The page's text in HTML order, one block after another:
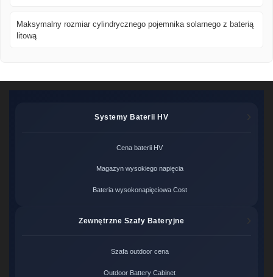
Maksymalny rozmiar cylindrycznego pojemnika solarnego z baterią
litową
Systemy Baterii HV
Cena baterii HV
Magazyn wysokiego napięcia
Bateria wysokonapięciowa Cost
Zewnętrzne Szafy Bateryjne
Szafa outdoor cena
Outdoor Battery Cabinet